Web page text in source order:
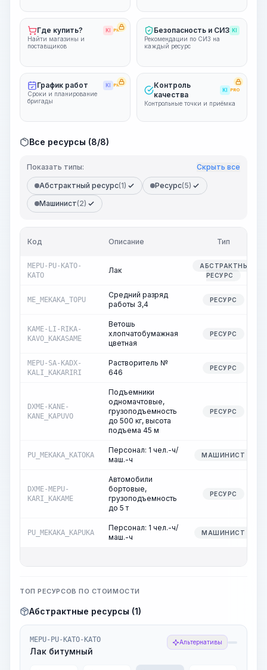
Где купить? KI PRO
Найти магазины и
поставщиков
Безопасность и СИЗ KI
Рекомендации по СИЗ на
каждый ресурс
График работ KI PRO
Сроки и планирование
бригады
Контроль
качества
KI PRO
Контрольные точки и приёмка
Все ресурсы (8/8)
Показать типы: Скрыть все
Абстрактный ресурс(1) Ресурс(5)
Машинист(2)
Код Описание Тип
MEPU-PU-KATO-
KATO
Лак
АБСТРАКТНЫЙ
РЕСУРС
ME_MEKAKA_TOPU
Средний разряд
работы 3,4
РЕСУРС
KAME-LI-RIKA-
KAVO_KAKASAME
Ветошь
хлопчатобумажная
цветная
РЕСУРС
MEPU-SA-KADX-
KALI_KAKARIRI
Растворитель №
646
РЕСУРС
DXME-KANE-
KANE_KAPUVO
Подъемники
одномачтовые,
грузоподъемность
до 500 кг, высота
подъема 45 м
РЕСУРС
PU_MEKAKA_KATOKA
Персонал: 1 чел.-ч/
маш.-ч
МАШИНИСТ
DXME-MEPU-
KARI_KAKAME
Автомобили
бортовые,
грузоподъемность
до 5 т
РЕСУРС
PU_MEKAKA_KAPUKA
Персонал: 1 чел.-ч/
маш.-ч
МАШИНИСТ
ТОП РЕСУРСОВ ПО СТОИМОСТИ
Абстрактные ресурсы (1)
MEPU-PU-KATO-KATO
Лак битумный
Альтернативы